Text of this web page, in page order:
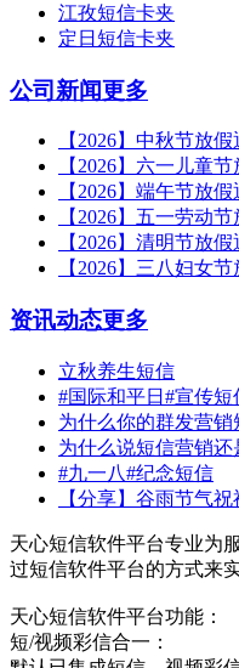
江孜短信卡夹
定日短信卡夹
公司新闻更多
【2026】中秋节放假
【2026】六一儿童
【2026】端午节放假
【2026】五一劳动
【2026】清明节放假
【2026】三八妇女
资讯动态更多
立秋养生短信
#国际和平日#宣传短
为什么你的群发营销
为什么说短信营销还
#九一八#纪念短信
【分享】谷雨节气
天心短信软件平台专业为
过短信软件平台的方式来
天心短信软件平台功能：
短/视频彩信合一：